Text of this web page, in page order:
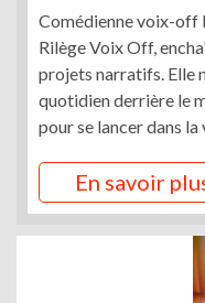
Comédienne voix-off
Rilège Voix Off,
projets narratifs. Elle
quotidien derrière le
pour se lancer dans la
En savoir